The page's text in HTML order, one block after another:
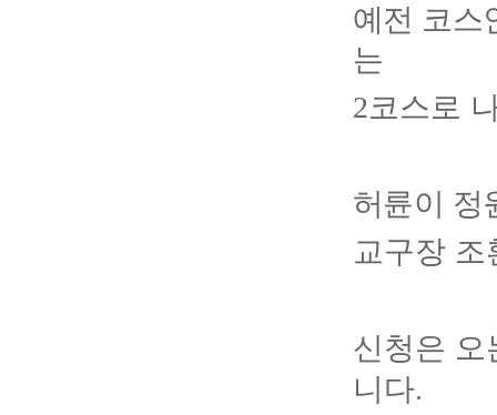
예전 코스
는
2코스로
허륜이 정
교구장
신청은
니다.